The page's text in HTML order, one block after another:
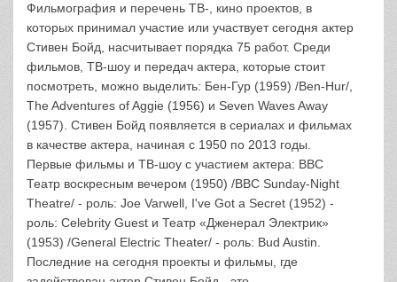
Фильмография и перечень ТВ-, кино проектов, в
которых принимал участие или участвует сегодня актер
Стивен Бойд, насчитывает порядка 75 работ. Среди
фильмов, ТВ-шоу и передач актера, которые стоит
посмотреть, можно выделить: Бен-Гур (1959) /Ben-Hur/,
The Adventures of Aggie (1956) и Seven Waves Away
(1957). Стивен Бойд появляется в сериалах и фильмах
в качестве актера, начиная с 1950 по 2013 годы.
Первые фильмы и ТВ-шоу с участием актера: BBC
Театр воскресным вечером (1950) /BBC Sunday-Night
Theatre/ - роль: Joe Varwell, I've Got a Secret (1952) -
роль: Celebrity Guest и Театр «Дженерал Электрик»
(1953) /General Electric Theater/ - роль: Bud Austin.
Последние на сегодня проекты и фильмы, где